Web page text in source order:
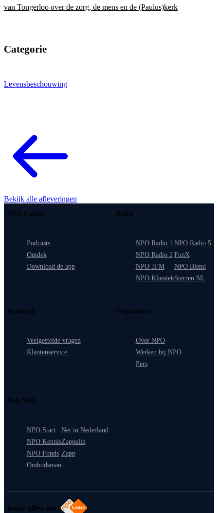
van Tongerloo over de zorg, de mens en de (Paulus)kerk
Categorie
Levensbeschouwing
Bekijk alle afleveringen
hoor alles met
NPO Luister
Podcasts
Ontdek
Download de app
Radio
NPO Radio 1
NPO Radio 2
NPO 3FM
NPO Klassiek
NPO Radio 5
FunX
NPO Blend
Sterren NL
Praktisch
Veelgestelde vragen
Klantenservice
Organisatie
Over NPO
Werken bij NPO
Pers
Ook NPO
NPO Start
NPO Kennis
NPO Fonds
Ombudsman
Net in Nederland
Zappelin
Zapp